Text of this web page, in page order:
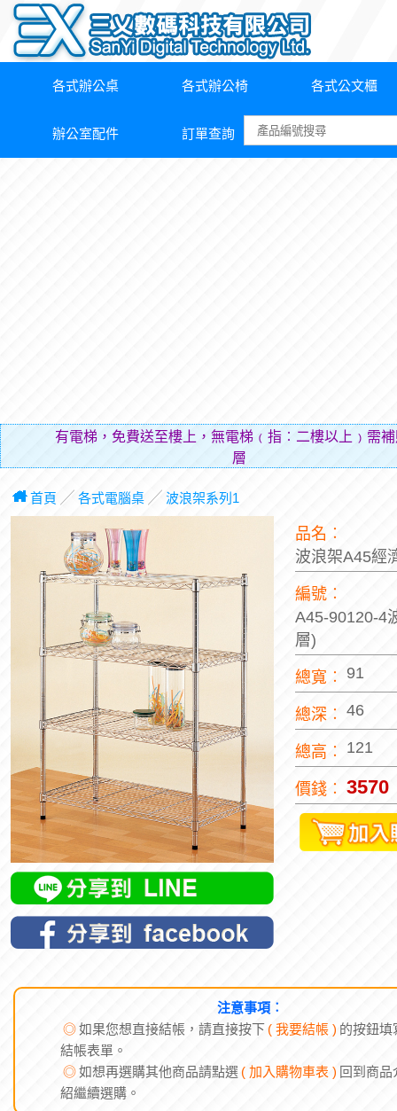
各式辦公桌 各式辦公椅 各式公文櫃
辦公室配件 訂單查詢
有電梯，免費送至樓上，無電梯﹙指︰二樓以上﹚需
層費用（
首頁 ╱ 各式電腦桌╱ 波浪架系列1
品名︰
波浪架A45經
編號︰
A45-90120-4
層)
總寬︰ 91
總深︰ 46
總高︰ 121
價錢︰ 3570
注意事項︰
◎如果您想直接結帳，請直接按下 ( 我要結帳 ) 的按鈕填
結帳表單。
◎如想再選購其他商品請點選 ( 加入購物車表 ) 回到商品
紹繼續選購。